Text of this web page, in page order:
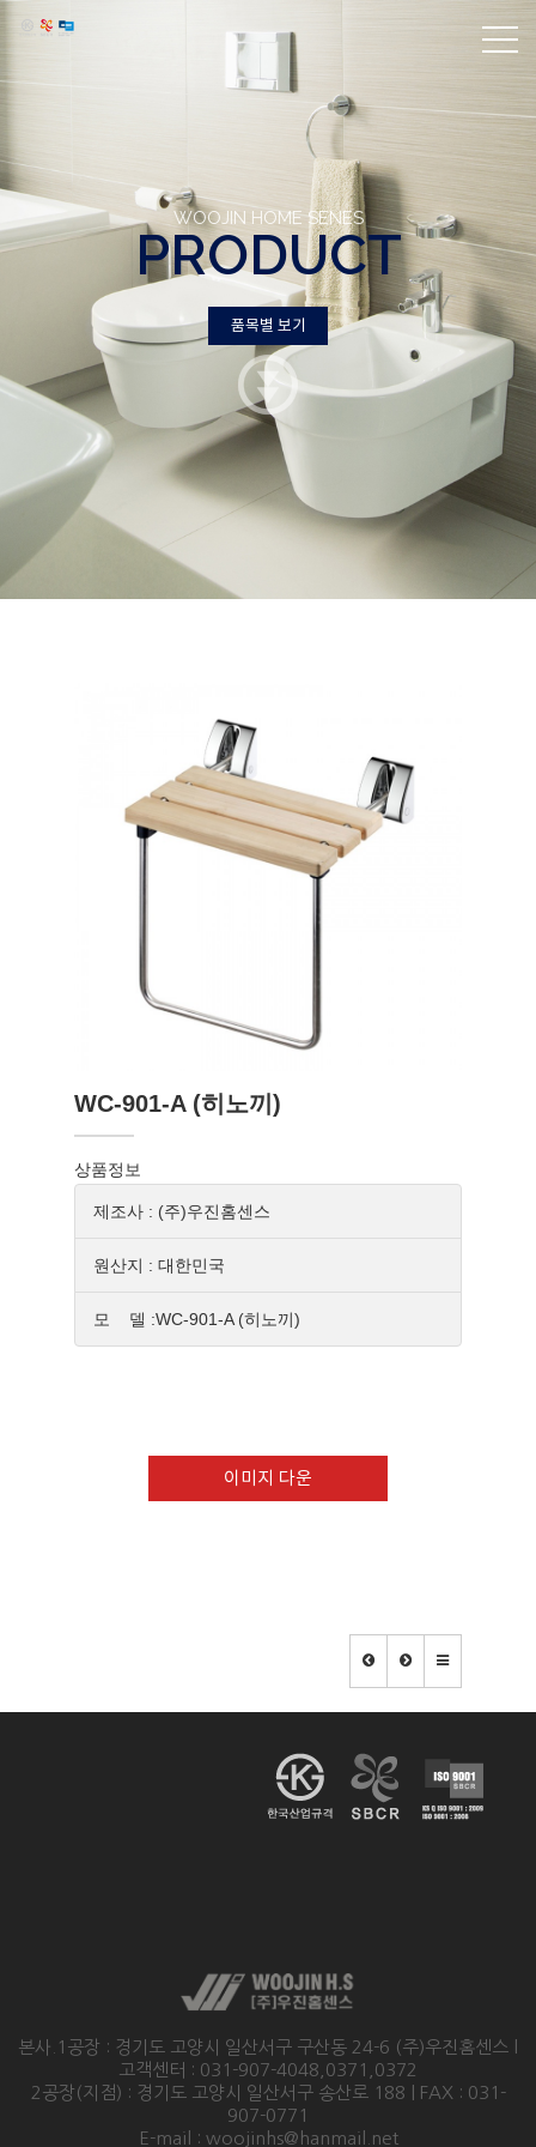
WOOJIN HOME SENES
PRODUCT
품목별 보기
품목별 보기
WC-901-A (히노끼)
상품정보
제조사 : (주)우진홈센스
원산지 : 대한민국
모 델 :WC-901-A (히노끼)
이미지 다운
본사.1공장 : 경기도 고양시 일산서구 구산동 24-6 (주)우진홈센스 l
고객센터 : 031-907-4048,0371,0372
2공장(지점) : 경기도 고양시 일산서구 송산로 188 | FAX : 031-
907-0771
E-mail : woojinhs@hanmail.net